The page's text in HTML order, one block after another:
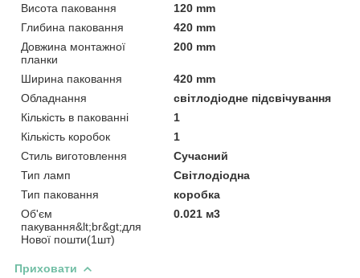
Висота паковання
120 mm
Глибина паковання
420 mm
Довжина монтажної
планки
200 mm
Ширина паковання
420 mm
Обладнання
світлодіодне підсвічування
Кількість в пакованні
1
Кількість коробок
1
Стиль виготовлення
Сучасний
Тип ламп
Світлодіодна
Тип паковання
коробка
Об'єм
пакування&lt;br&gt;для
Нової пошти(1шт)
0.021 м3
Приховати